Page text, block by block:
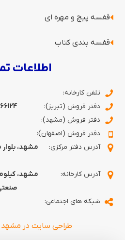
قفسه پیچ و مهره ای
قفسه‌ بندی کتاب
اطلاعات
تلفن کارخانه:
دفتر فروش (تبریز):
دفتر فروش (مشهد):
دفتر فروش (اصفهان):
آدرس دفتر مرکزی:
مشهد،
آدرس کارخانه:
شبکه های اجتماعی:
طراحی سایت در مشهد